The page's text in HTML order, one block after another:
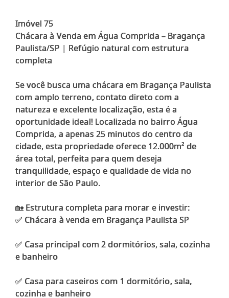
Imóvel 75
Chácara à Venda em Água Comprida – Bragança
Paulista/SP | Refúgio natural com estrutura
completa
Se você busca uma chácara em Bragança Paulista
com amplo terreno, contato direto com a
natureza e excelente localização, esta é a
oportunidade ideal! Localizada no bairro Água
Comprida, a apenas 25 minutos do centro da
cidade, esta propriedade oferece 12.000m² de
área total, perfeita para quem deseja
tranquilidade, espaço e qualidade de vida no
interior de São Paulo.
🏡 Estrutura completa para morar e investir:
✅ Chácara à venda em Bragança Paulista SP
✅ Casa principal com 2 dormitórios, sala, cozinha
e banheiro
✅ Casa para caseiros com 1 dormitório, sala,
cozinha e banheiro